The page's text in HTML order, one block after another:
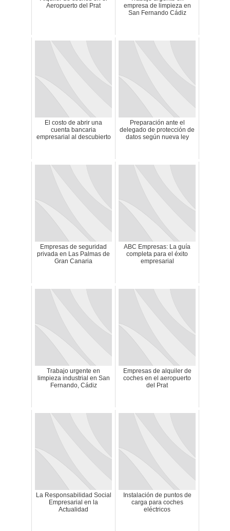
Aeropuerto del Prat
empresa de limpieza en
San Fernando Cádiz
El costo de abrir una
cuenta bancaria
empresarial al descubierto
Preparación ante el
delegado de protección de
datos según nueva ley
Empresas de seguridad
privada en Las Palmas de
Gran Canaria
ABC Empresas: La guía
completa para el éxito
empresarial
Trabajo urgente en
limpieza industrial en San
Fernando, Cádiz
Empresas de alquiler de
coches en el aeropuerto
del Prat
La Responsabilidad Social
Empresarial en la
Actualidad
Instalación de puntos de
carga para coches
eléctricos